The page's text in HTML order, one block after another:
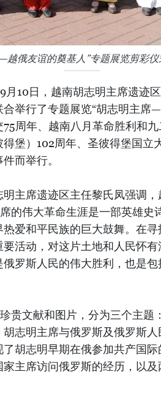
越俄友谊的奠基人”专题展览剪彩
10日，越南胡志明主席遗迹
举行了专题展览“胡志明主席
周年、越南八月革命胜利和
堡）102周年、圣彼得堡国立
而举行。
主席遗迹区主任黎氏凤强调
的伟大革命生涯是一部英雄史
爱和平民族的巨大鼓舞。在
活动，对这片土地和人民怀
罗斯人民的伟大胜利，也是
贵文献和图片，分为三个主题
志明主席与俄罗斯及俄罗斯
了胡志明早期在俄参加共产国
主席访问俄罗斯的经历，以